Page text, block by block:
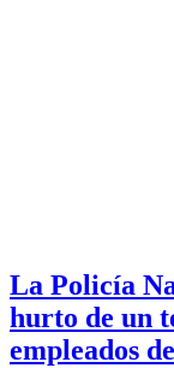
La Policía
hurto de un
empleados